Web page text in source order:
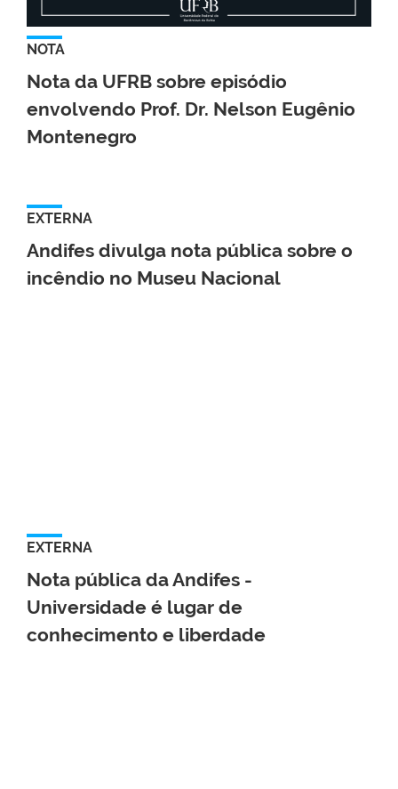
NOTA
Nota da UFRB sobre episódio
envolvendo Prof. Dr. Nelson Eugênio
Montenegro
EXTERNA
Andifes divulga nota pública sobre o
incêndio no Museu Nacional
EXTERNA
Nota pública da Andifes -
Universidade é lugar de
conhecimento e liberdade